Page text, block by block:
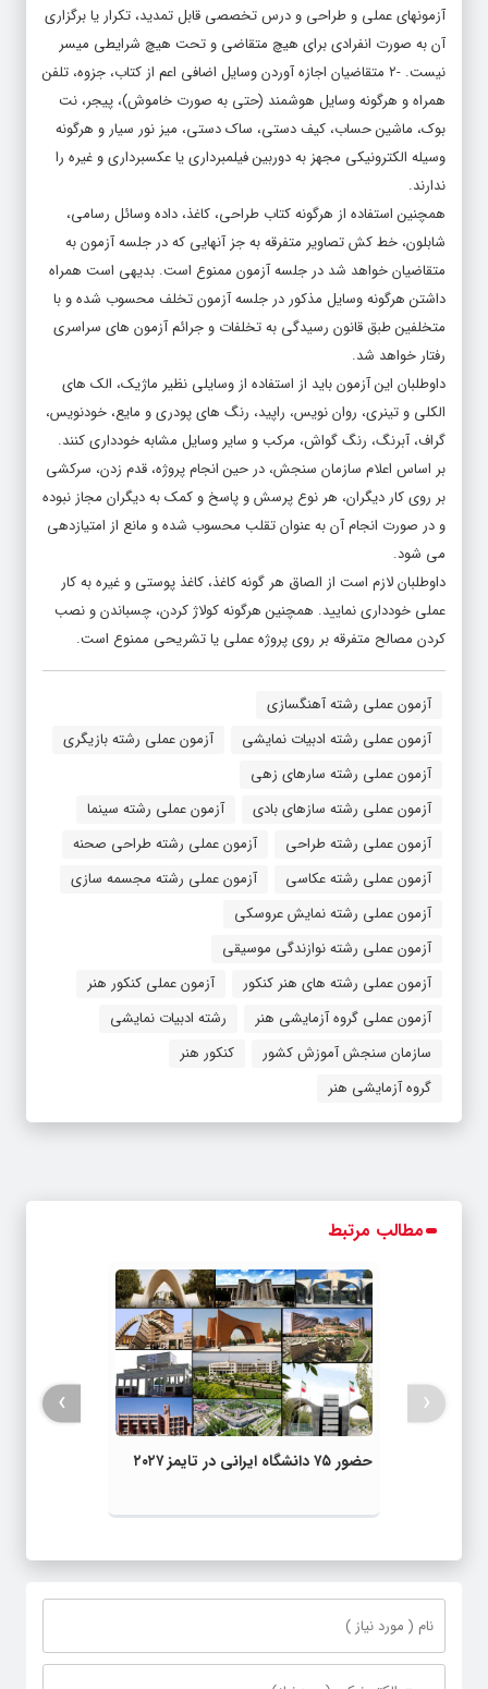
آزمونهای عملی و طراحی و درس تخصصی قابل تمدید، تکرار یا برگزاری
آن به صورت انفرادی برای هیچ متقاضی و تحت هیچ شرایطی میسر
نیست. -۲ متقاضیان اجازه آوردن وسایل اضافی اعم از کتاب، جزوه، تلفن
همراه و هرگونه وسایل هوشمند (حتی به صورت خاموش)، پیجر، نت
بوک، ماشین حساب، کیف دستی، ساک دستی، میز نور سیار و هرگونه
وسیله الکترونیکی مجهز به دوربین فیلمبرداری یا عکسبرداری و غیره را
ندارند.
همچنین استفاده از هرگونه کتاب طراحی، کاغذ، داده وسائل رسامی،
شابلون، خط کش تصاویر متفرقه به جز آنهایی که در جلسه آزمون به
متقاضیان خواهد شد در جلسه آزمون ممنوع است. بدیهی است همراه
داشتن هرگونه وسایل مذکور در جلسه آزمون تخلف محسوب شده و با
متخلفین طبق قانون رسیدگی به تخلفات و جرائم آزمون های سراسری
رفتار خواهد شد.
داوطلبان این آزمون باید از استفاده از وسایلی نظیر ماژیک، الک های
الکلی و تینری، روان نویس، راپید، رنگ های پودری و مایع، خودنویس،
گراف، آبرنگ، رنگ گواش، مرکب و سایر وسایل مشابه خودداری کنند.
بر اساس اعلام سازمان سنجش، در حین انجام پروژه، قدم زدن، سرکشی
بر روی کار دیگران، هر نوع پرسش و پاسخ و کمک به دیگران مجاز نبوده
و در صورت انجام آن به عنوان تقلب محسوب شده و مانع از امتیازدهی
می شود.
داوطلبان لازم است از الصاق هر گونه کاغذ، کاغذ پوستی و غیره به کار
عملی خودداری نمایید. همچنین هرگونه کولاژ کردن، چسباندن و نصب
کردن مصالح متفرقه بر روی پروژه عملی یا تشریحی ممنوع است.
آزمون عملی رشته آهنگسازی
آزمون عملی رشته ادبیات نمایشی
آزمون عملی رشته بازیگری
آزمون عملی رشته سارهای زهی
آزمون عملی رشته سازهای بادی
آزمون عملی رشته سینما
آزمون عملی رشته طراحی
آزمون عملی رشته طراحی صحنه
آزمون عملی رشته عکاسی
آزمون عملی رشته مجسمه سازی
آزمون عملی رشته نمایش عروسکی
آزمون عملی رشته نوازندگی موسیقی
آزمون عملی رشته های هنر کنکور
آزمون عملی کنکور هنر
آزمون عملی گروه آزمایشی هنر
رشته ادبیات نمایشی
سازمان سنجش آموزش کشور
کنکور هنر
گروه آزمایشی هنر
مطالب مرتبط
حضور ۷۵ دانشگاه ایرانی در تایمز ۲۰۲۷
‹
›